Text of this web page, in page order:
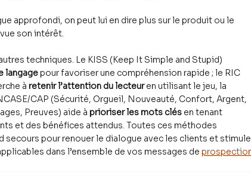
approfondi, on peut lui en dire plus sur le produit ou le
son intérêt.
techniques. Le KISS (Keep It Simple and Stupid)
langage pour favoriser une compréhension rapide ; le RIC
à retenir l’attention du lecteur en utilisant le jeu, la
CAP (Sécurité, Orgueil, Nouveauté, Confort, Argent,
Preuves) aide à prioriser les mots clés en tenant
et des bénéfices attendus. Toutes ces méthodes
secours pour renouer le dialogue avec les clients et
dans l’ensemble de vos messages de